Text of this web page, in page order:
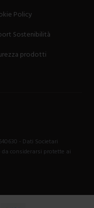
Policy
Sostenibilità
prodotti
- Dati Societari
considerarsi protette ai